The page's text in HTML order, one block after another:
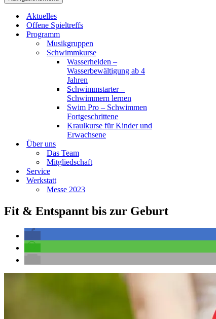
Aktuelles
Offene Spieltreffs
Programm
Musikgruppen
Schwimmkurse
Wasserhelden –
Wasserbewältigung ab 4
Jahren
Schwimmstarter –
Schwimmern lernen
Swim Pro – Schwimmen
Fortgeschrittene
Kraulkurse für Kinder und
Erwachsene
Über uns
Das Team
Mitgliedschaft
Service
Werkstatt
Messe 2023
Fit & Entspannt bis zur Geburt